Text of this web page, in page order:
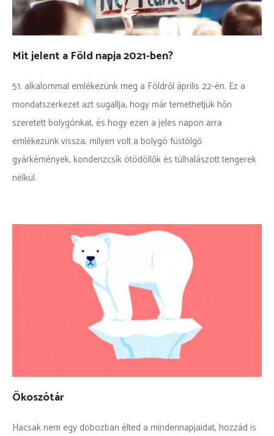
Mit jelent a Föld napja 2021-ben?
51. alkalommal emlékezünk meg a Földről április 22-én. Ez a
mondatszerkezet azt sugallja, hogy már temethetjük hőn
szeretett bolygónkat, és hogy ezen a jeles napon arra
emlékezünk vissza, milyen volt a bolygó füstölgő
gyárkémények, kondenzcsík ötödöllők és túlhalászott tengerek
nélkül.
Ökoszótár
Hacsak nem egy dobozban élted a mindennapjaidat, hozzád is